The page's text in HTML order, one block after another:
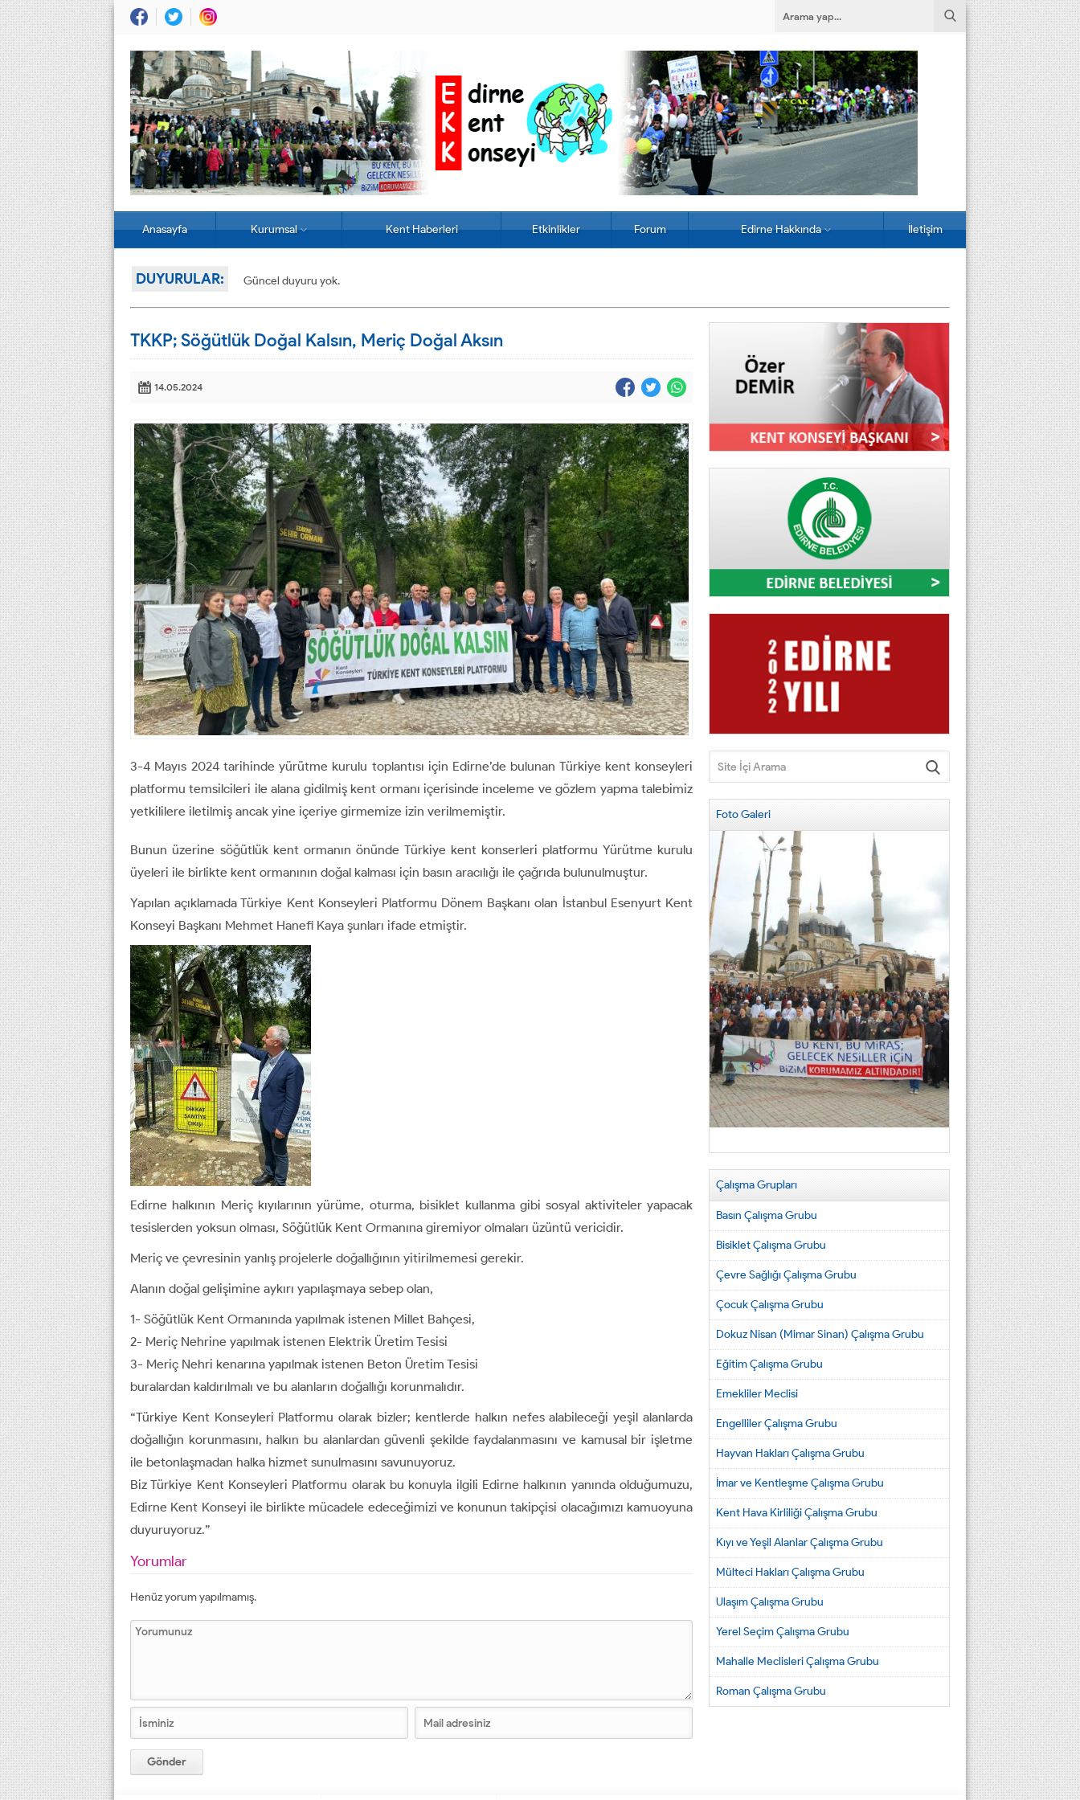
Anasayfa Kurumsal Kent Haberleri Etkinlikler Forum Edirne Hakkında İletişim
DUYURULAR: Güncel duyuru yok.
TKKP; Söğütlük Doğal Kalsın, Meriç Doğal Aksın
14.05.2024
3-4 Mayıs 2024 tarihinde yürütme kurulu toplantısı için Edirne’de bulunan Türkiye kent konseyleri
platformu temsilcileri ile alana gidilmiş kent ormanı içerisinde inceleme ve gözlem yapma talebimiz
yetkililere iletilmiş ancak yine içeriye girmemize izin verilmemiştir.
Bunun üzerine söğütlük kent ormanın önünde Türkiye kent konserleri platformu Yürütme kurulu
üyeleri ile birlikte kent ormanının doğal kalması için basın aracılığı ile çağrıda bulunulmuştur.
Yapılan açıklamada Türkiye Kent Konseyleri Platformu Dönem Başkanı olan İstanbul Esenyurt Kent
Konseyi Başkanı Mehmet Hanefi Kaya şunları ifade etmiştir.
Edirne halkının Meriç kıyılarının yürüme, oturma, bisiklet kullanma gibi sosyal aktiviteler yapacak
tesislerden yoksun olması, Söğütlük Kent Ormanına giremiyor olmaları üzüntü vericidir.
Meriç ve çevresinin yanlış projelerle doğallığının yitirilmemesi gerekir.
Alanın doğal gelişimine aykırı yapılaşmaya sebep olan,
1- Söğütlük Kent Ormanında yapılmak istenen Millet Bahçesi,
2- Meriç Nehrine yapılmak istenen Elektrik Üretim Tesisi
3- Meriç Nehri kenarına yapılmak istenen Beton Üretim Tesisi
buralardan kaldırılmalı ve bu alanların doğallığı korunmalıdır.
“Türkiye Kent Konseyleri Platformu olarak bizler; kentlerde halkın nefes alabileceği yeşil alanlarda
doğallığın korunmasını, halkın bu alanlardan güvenli şekilde faydalanmasını ve kamusal bir işletme
ile betonlaşmadan halka hizmet sunulmasını savunuyoruz.
Biz Türkiye Kent Konseyleri Platformu olarak bu konuyla ilgili Edirne halkının yanında olduğumuzu,
Edirne Kent Konseyi ile birlikte mücadele edeceğimizi ve konunun takipçisi olacağımızı kamuoyuna
duyuruyoruz.”
Yorumlar
Henüz yorum yapılmamış.
Foto Galeri
Çalışma Grupları
Basın Çalışma Grubu
Bisiklet Çalışma Grubu
Çevre Sağlığı Çalışma Grubu
Çocuk Çalışma Grubu
Dokuz Nisan (Mimar Sinan) Çalışma Grubu
Eğitim Çalışma Grubu
Emekliler Meclisi
Engelliler Çalışma Grubu
Hayvan Hakları Çalışma Grubu
İmar ve Kentleşme Çalışma Grubu
Kent Hava Kirliliği Çalışma Grubu
Kıyı ve Yeşil Alanlar Çalışma Grubu
Mülteci Hakları Çalışma Grubu
Ulaşım Çalışma Grubu
Yerel Seçim Çalışma Grubu
Mahalle Meclisleri Çalışma Grubu
Roman Çalışma Grubu